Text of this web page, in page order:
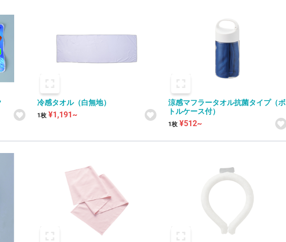
冷感タオル（白無地）
1枚 ¥1,191~
涼感マフラータオル抗菌タイプ（ボ
トルケース付）
1枚 ¥512~